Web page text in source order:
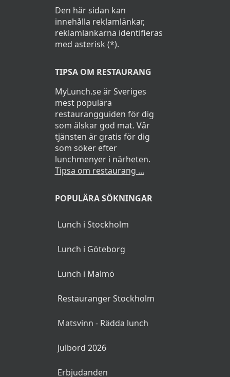
Den här sidan kan
innehålla reklamlänkar,
reklamlänkarna identifieras
med asterisk (*).
TIPSA OM RESTAURANG
MyLunch.se är Sveriges
mest populära
restaurangguiden för dig
som älskar god mat. Vår
tjänsten är gratis för dig
som söker efter
lunchmenyer i närheten.
Tipsa om restaurang ...
POPULÄRA SÖKNINGAR
Lunch i Stockholm
Lunch i Göteborg
Lunch i Malmö
Restauranger Stockholm
Matsvinn - Rädda lunch
Julbord 2026
Erbjudanden